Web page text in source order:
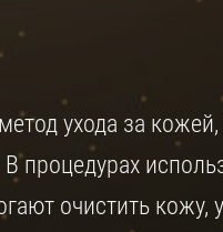
ухода за
процедурах
очистить кожу,